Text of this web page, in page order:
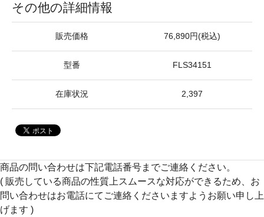
その他の詳細情報
販売価格 76,890円(税込)
型番 FLS34151
在庫状況 2,397
商品の問い合わせは下記電話番号までご連絡ください。
( 販売している商品の性質上スムースな対応ができるため、お
問い合わせはお電話にてご連絡くださいますようお願い申し上
げます )